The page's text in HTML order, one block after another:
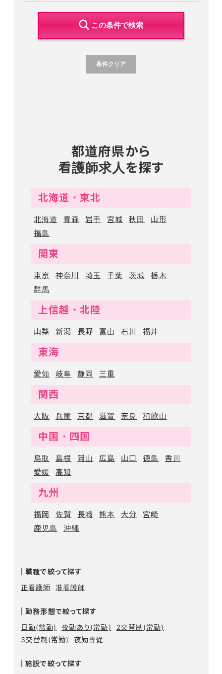
この条件で検索
条件クリア
都道府県から
看護師求人を探す
北海道・東北
北海道 青森 岩手 宮城 秋田
山形
福島
関東
東京 神奈川 埼玉 千葉 茨城
栃木
群馬
上信越・北陸
山梨 新潟 長野 富山 石川 福井
東海
愛知 岐阜 静岡 三重
関西
大阪 兵庫 京都 滋賀 奈良 和歌山
中国・四国
鳥取 島根 岡山 広島 山口 徳島
香川
愛媛
高知
九州
福岡 佐賀 長崎 熊本 大分
宮崎
鹿児島
沖縄
職種で絞って探す
正看護師
准看護師
勤務形態で絞って探す
日勤(常勤)
夜勤あり(常勤)
2交替制(常勤)
3交替制(常勤)
夜勤専従
施設で絞って探す